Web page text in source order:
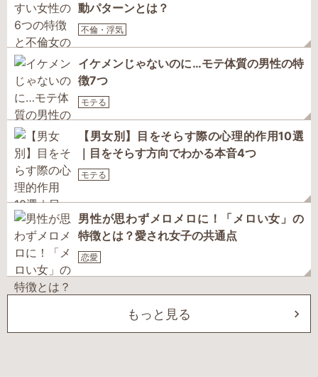
動パターンとは？
不倫・浮気
イケメンじゃないのに…モテ体質の男性の特
徴7つ
モテる
【男女別】目をそらす際の心理的作用10選
｜目をそらす方向でわかる本音4つ
モテる
男性が思わずメロメロに！「メロい女」の
特徴とは？愛され女子の共通点
恋愛
もっと見る